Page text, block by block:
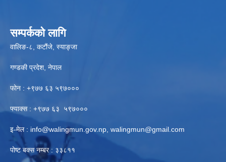
सम्पर्कको लागि
वालिङ-८, कटौंजे, स्याङ्जा
गण्डकी प्रदेश, नेपाल
फोन : +९७७ ६३ ५९७०००
फ्याक्स : +९७७ ६३ ५९७०००
इ-मेल : info@walingmun.gov.np walingmun@gmail.com
पोष्ट बक्स नम्बर : ३३८११